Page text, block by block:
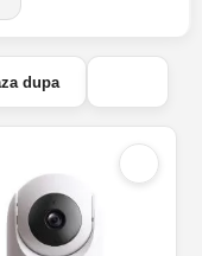
dupa